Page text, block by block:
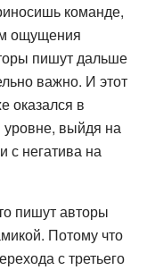
команде,
ощущения
пишут дальше
важно. И этот
оказался в
уровне, выйдя на
с негатива на
пишут авторы
Потому что
с третьего